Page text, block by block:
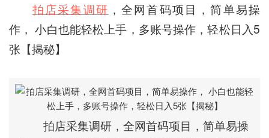
拍店采集调研 ，全网首码项目，简单易操
作， 小白也能轻松上手，多账号操作，轻松日入5
张【揭秘】
拍店采集调研，全网首码项目，简单易操